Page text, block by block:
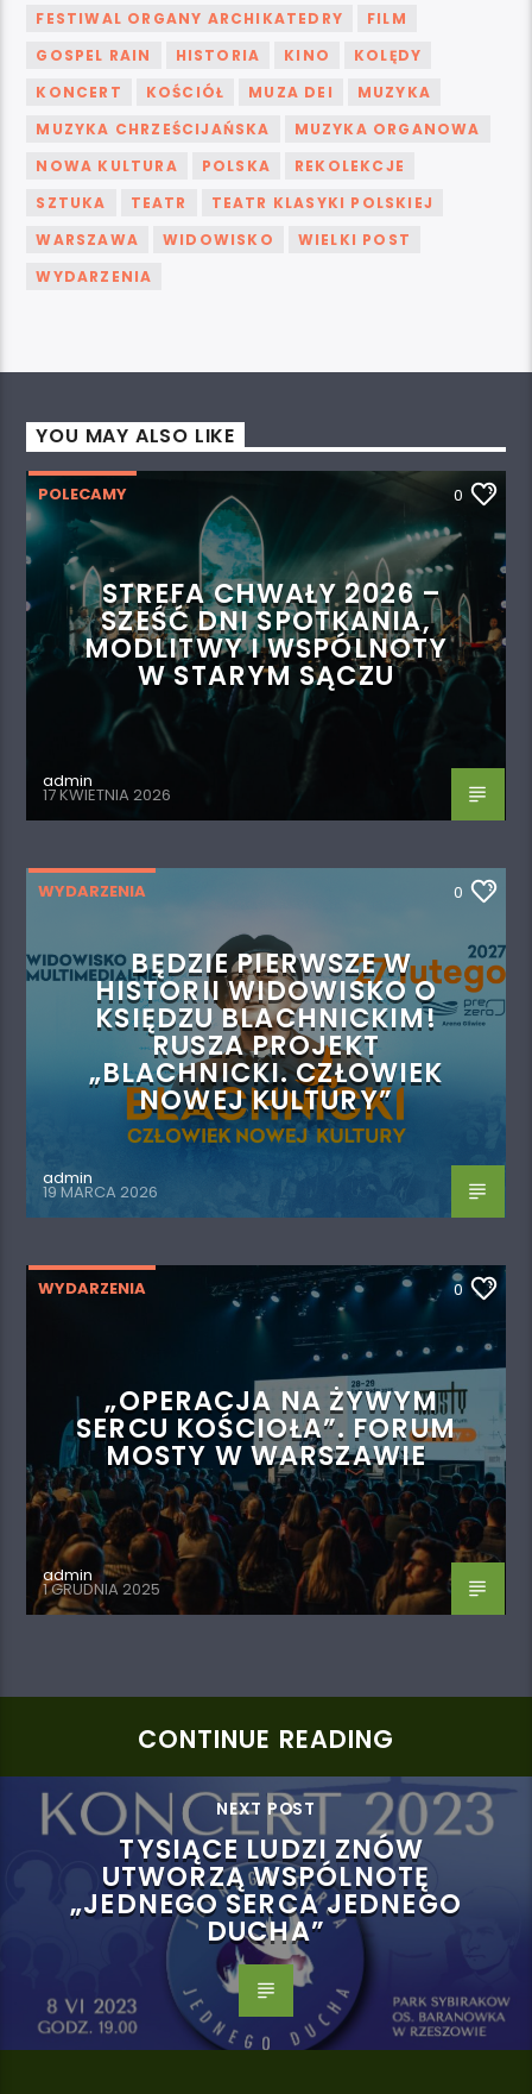
FESTIWAL ORGANY ARCHIKATEDRY
FILM
GOSPEL RAIN
HISTORIA KINO
KOLĘDY
KONCERT
KOŚCIÓŁ MUZA DEI
MUZYKA
MUZYKA CHRZEŚCIJAŃSKA
MUZYKA ORGANOWA
NOWA KULTURA
POLSKA
REKOLEKCJE
SZTUKA
TEATR
TEATR KLASYKI POLSKIEJ
WARSZAWA
WIDOWISKO
WIELKI POST
WYDARZENIA
YOU MAY ALSO LIKE
POLECAMY 0
STREFA CHWAŁY 2026 –
SZEŚĆ DNI SPOTKANIA,
MODLITWY I WSPÓLNOTY
W STARYM SĄCZU
admin
17 KWIETNIA 2026
WYDARZENIA 0
BĘDZIE PIERWSZE W
HISTORII WIDOWISKO O
KSIĘDZU BLACHNICKIM!
RUSZA PROJEKT
„BLACHNICKI. CZŁOWIEK
NOWEJ KULTURY”
admin
19 MARCA 2026
WYDARZENIA 0
„OPERACJA NA ŻYWYM
SERCU KOŚCIOŁA”. FORUM
MOSTY W WARSZAWIE
admin
1 GRUDNIA 2025
CONTINUE READING
NEXT POST
TYSIĄCE LUDZI ZNÓW
UTWORZĄ WSPÓLNOTĘ
„JEDNEGO SERCA JEDNEGO
DUCHA”